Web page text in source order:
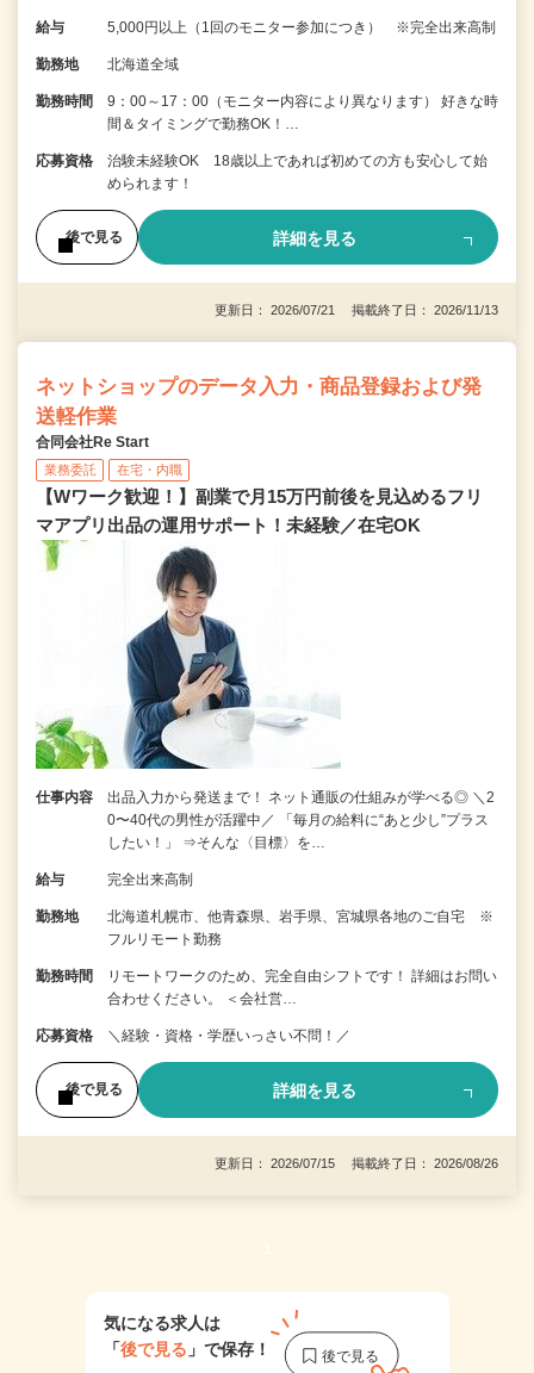
給与 5,000円以上（1回のモニター参加につき） ※完全出来高制
勤務地 北海道全域
勤務時間
9：00～17：00（モニター内容により異なります） 好きな時
間＆タイミングで勤務OK！…
応募資格
治験未経験OK 18歳以上であれば初めての方も安心して始
められます！
後で見る 詳細を見る
更新日： 2026/07/21 掲載終了日： 2026/11/13
ネットショップのデータ入力・商品登録および発
送軽作業
合同会社Re Start
業務委託 在宅・内職
【Wワーク歓迎！】副業で月15万円前後を見込めるフリ
マアプリ出品の運用サポート！未経験／在宅OK
仕事内容
出品入力から発送まで！ ネット通販の仕組みが学べる◎ ＼2
0〜40代の男性が活躍中／ 「毎月の給料に“あと少し”プラス
したい！」 ⇒そんな〈目標〉を…
給与 完全出来高制
勤務地
北海道札幌市、他青森県、岩手県、宮城県各地のご自宅 ※
フルリモート勤務
勤務時間
リモートワークのため、完全自由シフトです！ 詳細はお問い
合わせください。 ＜会社営…
応募資格 ＼経験・資格・学歴いっさい不問！／
後で見る 詳細を見る
更新日： 2026/07/15 掲載終了日： 2026/08/26
1
気になる求人は
「後で見る 」で保存！